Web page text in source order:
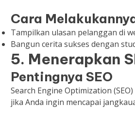
Cara
Tampilkan ulasan pelanggan di
Bangun cerita sukses dengan
5. Menerapkan
Pentingnya SEO
Search Engine Optimization
jika Anda ingin mencapai